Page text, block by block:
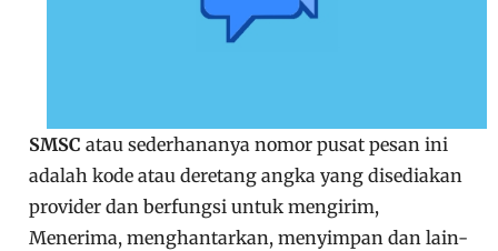
SMSC atau sederhananya nomor pusat pesan ini
adalah kode atau deretang angka yang disediakan
provider dan berfungsi untuk mengirim,
Menerima, menghantarkan, menyimpan dan lain-